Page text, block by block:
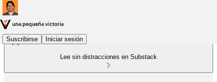
Suscribirse Iniciar sesión
Lee sin distracciones en Substack